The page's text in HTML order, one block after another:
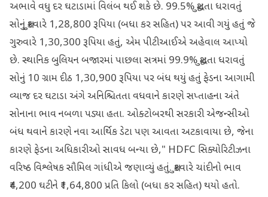
અભાવે વધુ દર ઘટાડામાં વિલંબ થઈ શકે છે. 99.5% શુદ્ધતા ધરાવતું
સોનું શુક્રવારે 1,28,800 રૂપિયા (બધા કર સહિત) પર આવી ગયું હતું જે
ગુરુવારે 1,30,300 રૂપિયા હતું, એમ પીટીઆઈએ અહેવાલ આપ્યો
છે. સ્થાનિક બુલિયન બજારમાં પાછલા સત્રમાં 99.9% શુદ્ધતા ધરાવતું
સોનું 10 ગ્રામ દીઠ 1,30,900 રૂપિયા પર બંધ થયું હતું ફેડના આગામી
વ્યાજ દર ઘટાડા અંગે અનિશ્ચિતતા વધવાને કારણે સપ્તાહના અંતે
સોનાના ભાવ નબળા પડ્યા હતા. ઓક્ટોબરથી સરકારી એજન્સીઓ
બંધ થવાને કારણે નવા આર્થિક ડેટા પણ આવતા અટકાવાયા છે, જેના
કારણે ફેડના અધિકારીઓ સાવધ બન્યા છે," HDFC સિક્યોરિટીઝના
વરિષ્ઠ વિશ્લેષક સૌમિલ ગાંધીએ જણાવ્યું હતું. શુક્રવારે ચાંદીનો ભાવ
₹4,200 ઘટીને ₹1,64,800 પ્રતિ કિલો (બધા કર સહિત) થયો હતો.